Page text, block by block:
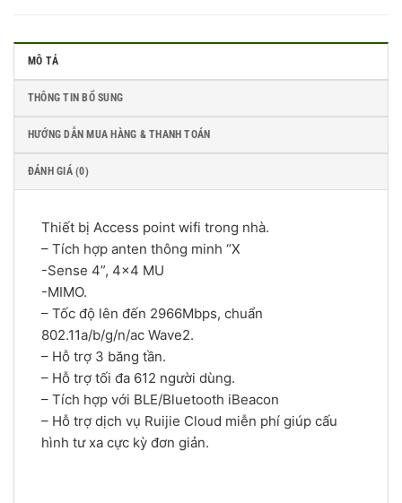
MÔ TẢ
THÔNG TIN BỔ SUNG
HƯỚNG DẪN MUA HÀNG & THANH TOÁN
ĐÁNH GIÁ (0)
Thiết bị Access point wifi trong nhà.
– Tích hợp anten thông minh “X
-Sense 4”, 4×4 MU
-MIMO.
– Tốc độ lên đến 2966Mbps, chuẩn
802.11a/b/g/n/ac Wave2.
– Hỗ trợ 3 băng tần.
– Hỗ trợ tối đa 612 người dùng.
– Tích hợp với BLE/Bluetooth iBeacon
– Hỗ trợ dịch vụ Ruijie Cloud miễn phí giúp cấu
hình tư xa cực kỳ đơn giản.